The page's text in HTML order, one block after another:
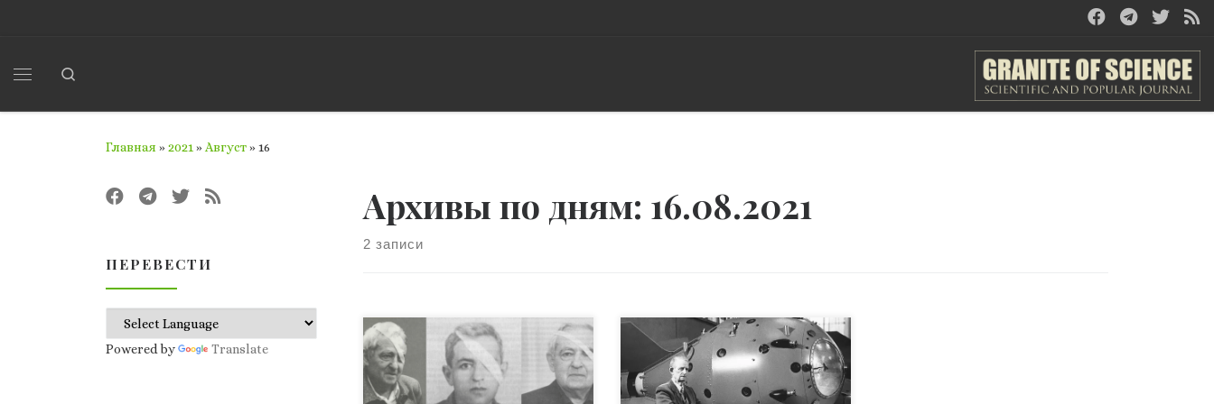
Главная »2021»Август»16
Архивы по дням: 16.08.2021
2 записи
Вспомните великого ученого и
бесстрашного Человека с
большой буквы. «…у него
Известный физик ядерщик
Юлий Харитон рассказывал,
что к нему обратились с
ПЕРЕВЕСТИ
Powered by Translate